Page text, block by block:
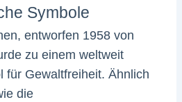
Symbole
entworfen 1958 von
zu einem weltweit
für Gewaltfreiheit. Ähnlich
die